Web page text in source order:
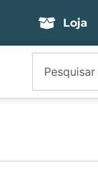
Loja